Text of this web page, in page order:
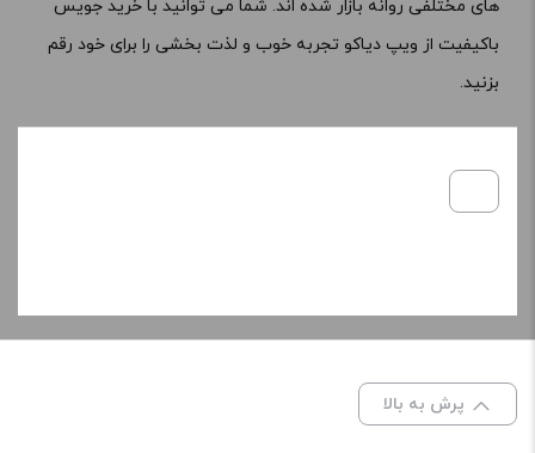
+
های مختلفی روانه بازار شده اند. شما می توانید با خرید جویس
باکیفیت از ویپ دیاکو تجربه خوب و لذت بخشی را برای خود رقم
بزنید.
پرش به بالا